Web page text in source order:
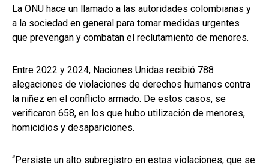
La ONU hace un llamado a las autoridades colombianas y
a la sociedad en general para tomar medidas urgentes
que prevengan y combatan el reclutamiento de menores.
Entre 2022 y 2024, Naciones Unidas recibió 788
alegaciones de violaciones de derechos humanos contra
la niñez en el conflicto armado. De estos casos, se
verificaron 658, en los que hubo utilización de menores,
homicidios y desapariciones.
“Persiste un alto subregistro en estas violaciones, que se